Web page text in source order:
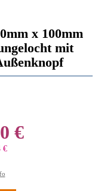
x 100mm
mit
€
€